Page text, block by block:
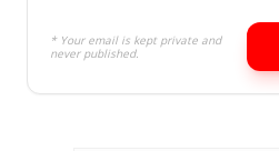
* Your email is kept private and
never published.